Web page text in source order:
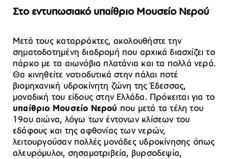
Στο εντυπωσιακό υπαίθριο Μουσείο Νερού
Μετά τους καταρράκτες, ακολουθήστε την
σηματοδοτημένη διαδρομή που αρχικά διασχίζει το
πάρκο με τα αιωνόβια πλατάνια και τα πολλά νερά.
Θα κινηθείτε νοτιοδυτικά στην πάλαι ποτέ
βιομηχανική υδροκίνητη ζώνη της Έδεσσας,
μοναδική του είδους στην Ελλάδα. Πρόκειται για το
υπαίθριο Μουσείο Νερού που μετά τα τέλη του
19ου αιώνα, λόγω των έντονων κλίσεων του
εδάφους και της αφθονίας των νερών,
λειτουργούσαν πολλές μονάδες υδροκίνησης όπως
αλευρόμυλοι, σησαμοτριβεία, βυρσοδεψία,